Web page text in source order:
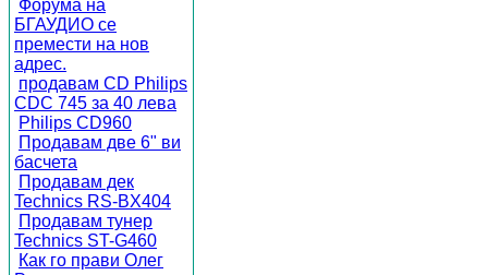
Форума на
БГАУДИО се
премести на нов
адрес.
продавам CD Philips
CDC 745 за 40 лева
Philips CD960
Продавам две 6" ви
басчета
Продавам дек
Technics RS-BX404
Продавам тунер
Technics ST-G460
Как го прави Олег